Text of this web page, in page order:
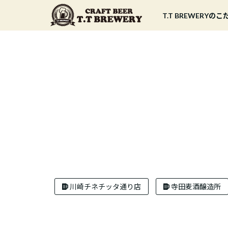
T.T BREWERYのこ
川崎チネチッタ通り店 寺田麦酒醸造所